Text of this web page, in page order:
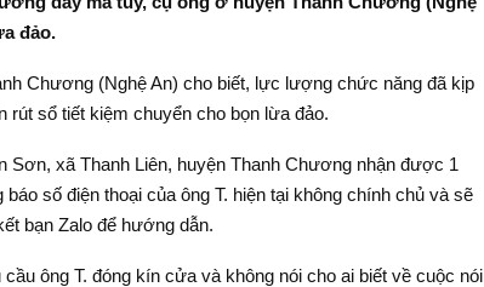
đảo.
Chương (Nghệ An) cho biết, lực lượng chức năng đã kịp
rút sổ tiết kiệm chuyển cho bọn lừa đảo.
Sơn, xã Thanh Liên, huyện Thanh Chương nhận được 1
số điện thoại của ông T. hiện tại không chính chủ và sẽ
bạn Zalo để hướng dẫn.
ông T. đóng kín cửa và không nói cho ai biết về cuộc nói